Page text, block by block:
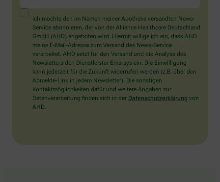
ein
Mensch?
Dann
wählen
Sie
bitte
das
Auto.
Ich möchte den im Namen meiner Apotheke versandten News-
Service abonnieren, der von der Alliance Healthcare Deutschland
GmbH (AHD) angeboten wird. Hiermit willige ich ein, dass AHD
meine E-Mail-Adresse zum Versand des News-Service
verarbeitet. AHD setzt für den Versand und die Analyse des
Newsletters den Dienstleister Emarsys ein. Die Einwilligung
kann jederzeit für die Zukunft widerrufen werden (z.B. über den
Abmelde-Link in jedem Newsletter). Die sonstigen
Kontaktmöglichkeiten dafür und weitere Angaben zur
Datenverarbeitung finden sich in der Datenschutzerklärung von
AHD.